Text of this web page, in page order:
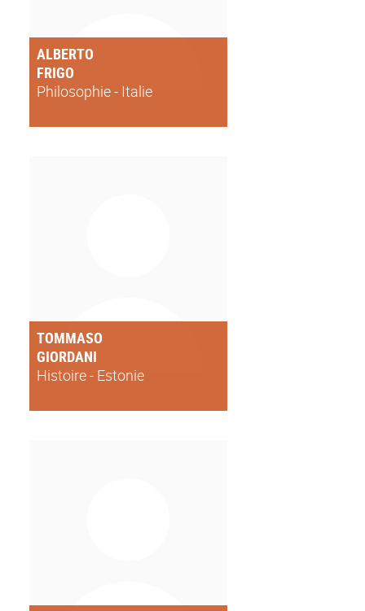
ALBERTO
FRIGO
Philosophie - Italie
TOMMASO
GIORDANI
Histoire - Estonie